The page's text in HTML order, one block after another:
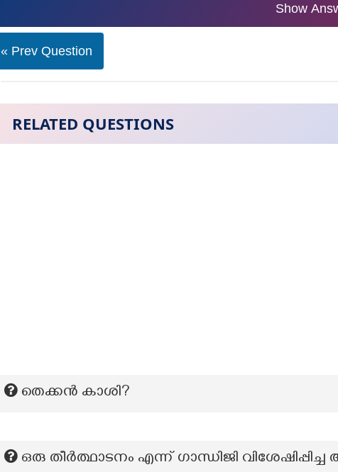
Show
« Prev Question
RELATED QUESTIONS
തെക്കന്‍ കാശി?
ഒരു തീർത്ഥാടനം എന്ന് ഗാന്ധിജി